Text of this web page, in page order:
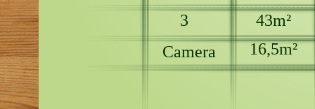
3
Camera
43m²
16,5m²